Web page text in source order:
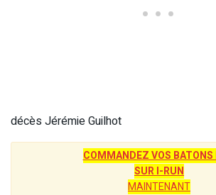
décès Jérémie Guilhot
COMMANDEZ VOS BATONS
SUR I-RUN
MAINTENANT